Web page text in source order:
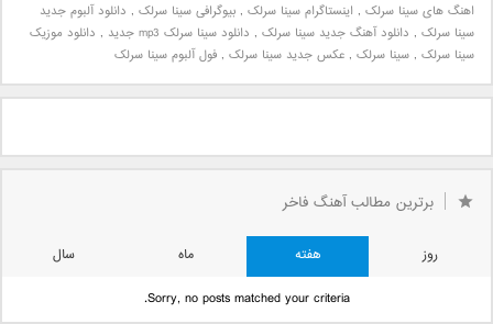
اهنگ های سینا سرلک , اینستاگرام سینا سرلک , بیوگرافی سینا سرلک , دانلود آلبوم جدید
سینا سرلک , دانلود آهنگ جدید سینا سرلک , دانلود سینا سرلک mp3 جدید , دانلود موزیک
سینا سرلک , سینا سرلک , عکس جدید سینا سرلک , فول آلبوم سینا سرلک
برترین مطالب آهنگ فاخر
روز هفته ماه
سال
Sorry, no posts matched your criteria.